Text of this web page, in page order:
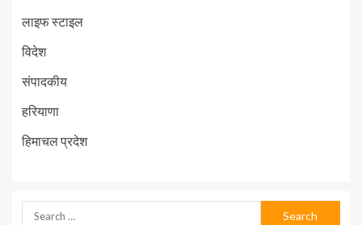
लाइफ स्टाइल
विदेश
संपादकीय
हरियाणा
हिमाचल प्रदेश